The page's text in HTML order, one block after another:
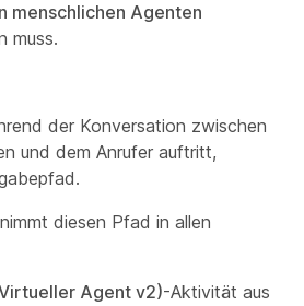
menschlichen Agenten
muss.
der Konversation zwischen
und dem Anrufer auftritt,
diesen Pfad in allen
Agent v2)-Aktivität aus